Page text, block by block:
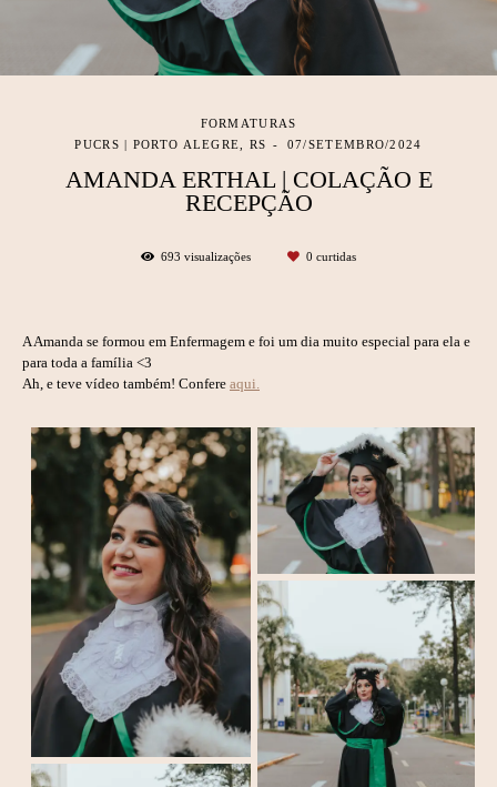
FORMATURAS
PUCRS | PORTO ALEGRE, RS
07/SETEMBRO/2024
AMANDA ERTHAL | COLAÇÃO E
RECEPÇÃO
693 visualizações 0 curtidas
A Amanda se formou em Enfermagem e foi um dia muito especial para ela e
para toda a família <3
Ah, e teve vídeo também! Confere aqui.